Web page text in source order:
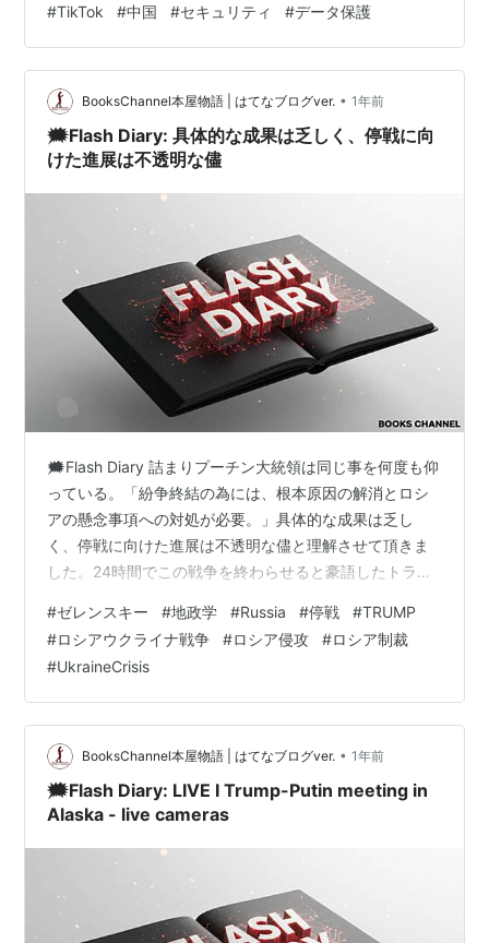
フレッド 田川徳子（劇団赤鬼）
ホイル 富樫世羅
アルベルト 清水かおり（TAKE IT EASY!
ガブリエル 西脇百合子
ガス 美津乃あわ
TAKE IT EASY!山根千佳
2013年 Dステ12th『TRUMP』
ワタナベエンターテインメントに所属する男性若手俳優
VOL.16と同様に「TRUTH」「REVERSE」のキャストチ
ェンジがあり、キャストをシャッフルした「MARBLE」
のパターンもある。
キャスト
人物名 キャスト
ソフィ reverse ウル
バンリ reverse ピエトロ 山口賢貴／近江陽一郎
ラファエロ reverse アンジェリコ 阿久津愼太郎／志尊淳
根岸拓哉／白又敦／大久保祥太郎
ザーにとっての意味 今後の見通し──TikTokは「分割され
た巨大企業」に？ まとめ どうも、となりです。
「TikTokが禁止されるのでは？」という議論は、数年に
わたってアメリカと中国の間で揺れ動いてきました。今
回の大統領令で、ByteDanceから切り離された…
#TikTok #中国 #セキュリティ #データ保護
BooksChannel本屋物語 | はてなブログver. • 1年前
🗯️Flash Diary: 具体的な成果は乏しく、停戦に向
けた進展は不透明な儘
🗯️Flash Diary 詰まりプーチン大統領は同じ事を何度も仰
っている。「紛争終結の為には、根本原因の解消とロシ
アの懸念事項への対処が必要。」具体的な成果は乏し
く、停戦に向けた進展は不透明な儘と理解させて頂きま
した。24時間でこの戦争を終わらせると豪語したトラン
エマニュエル・トッドの分析は大した物です。
#ゼレンスキー #地政学 #Russia #停戦 #TRUMP
#ロシアウクライナ戦争 #ロシア侵攻 #ロシア制裁
#UkraineCrisis
BooksChannel本屋物語 | はてなブログver. • 1年前
🗯️Flash Diary: LIVE I Trump-Putin meeting in
Alaska - live cameras